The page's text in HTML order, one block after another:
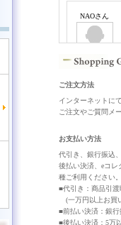
ご注文方法
インターネットに
ご注文やご質問メ
お支払い方法
代引き、銀行振込
後払い決済、eコ
種ご利用ください。
■代引き：商品引渡
(一万円以上お買
■前払い決済：銀行
■後払い決済：5万